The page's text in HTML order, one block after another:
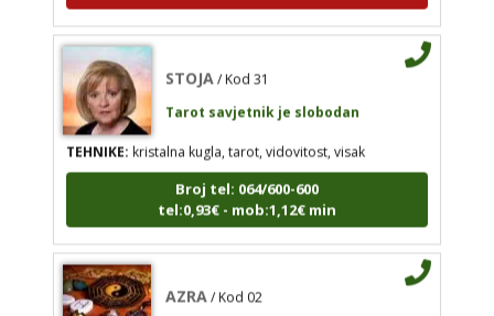
TEHNIKE:kristalna kugla, tarot, vidovitost, visak
Broj tel: 064/600-600
tel:0,93€ - mob:1,12€ min
AZRA/ Kod 02
TEHNIKE:visak, tarot, vidovitost, ljubavna
predviđanja
Tarot savjetnik je slobodan
TEHNIKE:kristalna kugla, tarot, vidovitost, visak
Broj tel: 064/600-600
tel:0,93€ - mob:1,12€ min
Tarot savjetnik je slobodan